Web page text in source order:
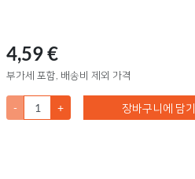
4,59 €
부가세 포함, 배송비 제외 가격
- + 장바구니에 담기